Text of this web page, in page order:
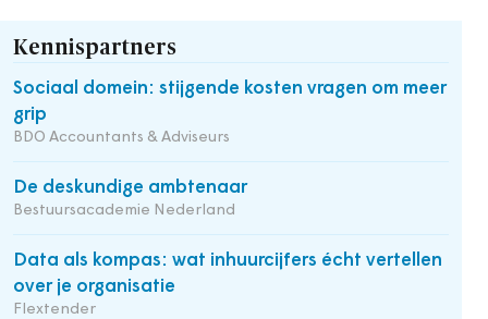
Kennispartners
Sociaal domein: stijgende kosten vragen om meer
grip
BDO Accountants & Adviseurs
De deskundige ambtenaar
Bestuursacademie Nederland
Data als kompas: wat inhuurcijfers écht vertellen
over je organisatie
Flextender